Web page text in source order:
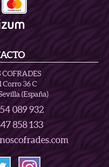
Corro 36 C
(España)
089 932
858 133